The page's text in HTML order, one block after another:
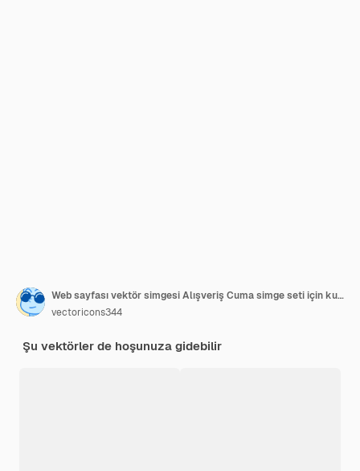
Web sayfası vektör simgesi Alışveriş Cuma simge seti için kullanılabilir
vectoricons344
Şu vektörler de hoşunuza gidebilir